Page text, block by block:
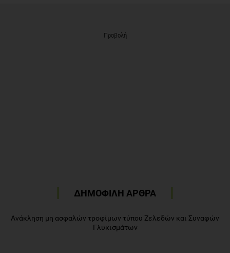
Προβολή
ΔΗΜΟΦΙΛΗ ΑΡΘΡΑ
Ανάκληση μη ασφαλών τροφίμων τύπου Ζελεδών και Συναφών
Γλυκισμάτων